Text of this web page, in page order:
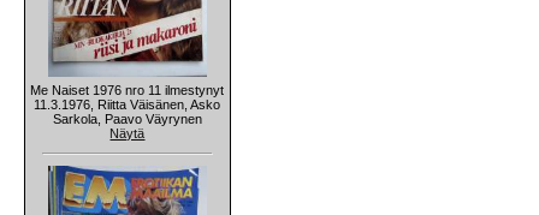
Me Naiset 1976 nro 11 ilmestynyt
11.3.1976, Riitta Väisänen, Asko
Sarkola, Paavo Väyrynen
Näytä